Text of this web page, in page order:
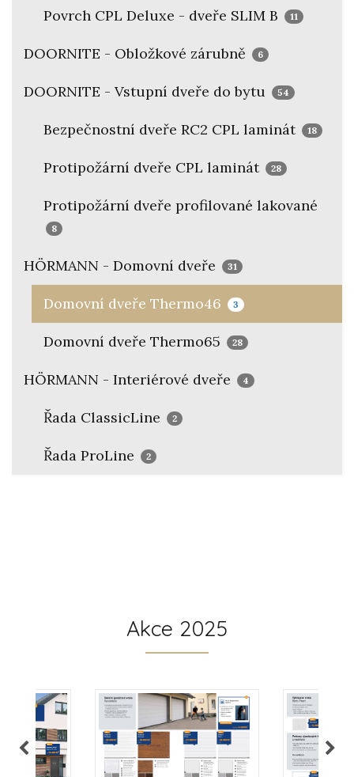
Povrch CPL Deluxe - dveře SLIM B 11
DOORNITE - Obložkové zárubně 6
DOORNITE - Vstupní dveře do bytu 54
Bezpečnostní dveře RC2 CPL laminát 18
Protipožární dveře CPL laminát 28
Protipožární dveře profilované lakované
8
HÖRMANN - Domovní dveře 31
Domovní dveře Thermo46 3
Domovní dveře Thermo65 28
HÖRMANN - Interiérové dveře 4
Řada ClassicLine 2
Řada ProLine 2
Akce 2025